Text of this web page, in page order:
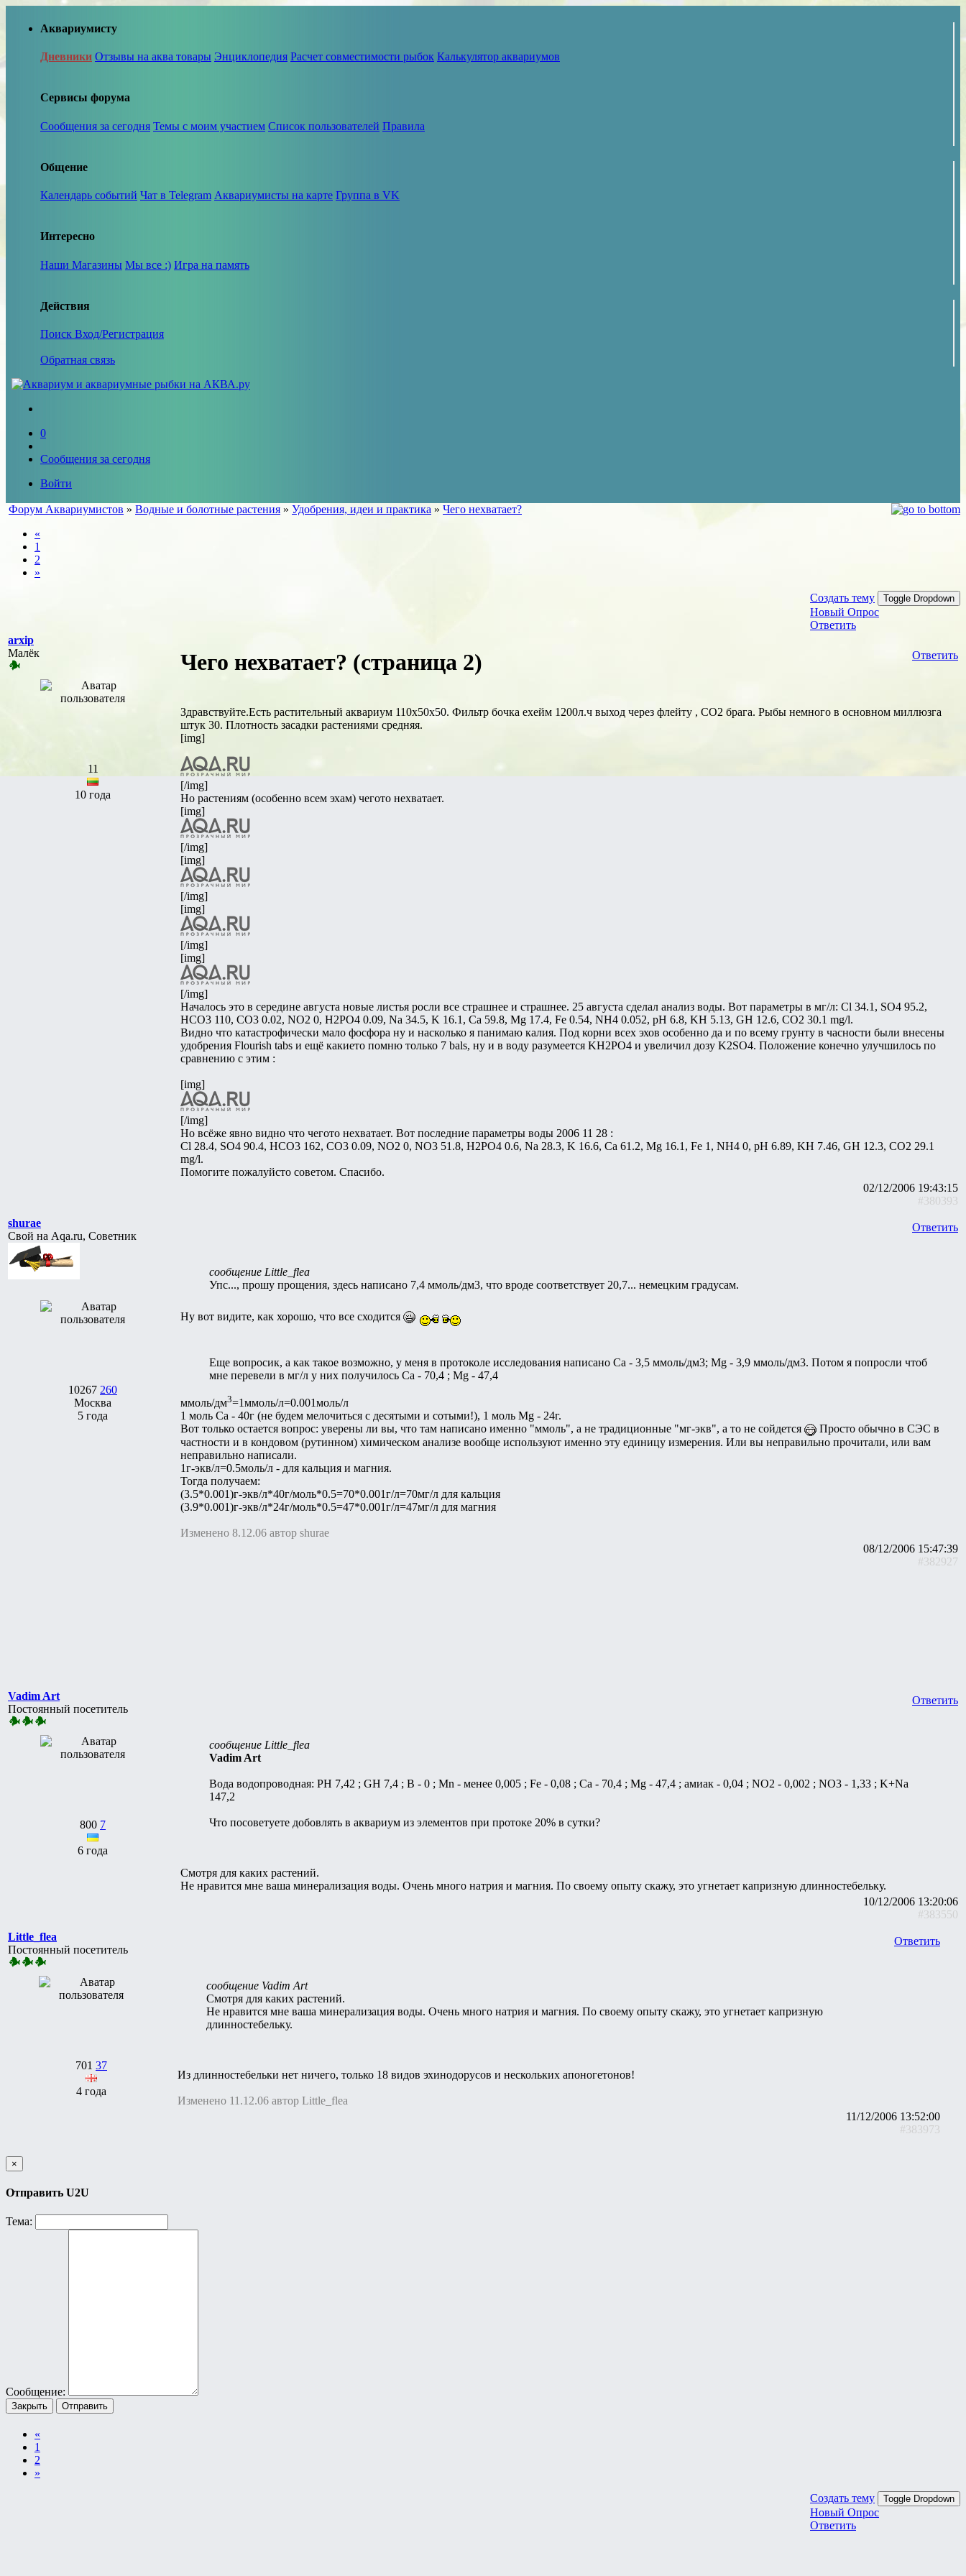
Аквариумисту
Дневники Отзывы на аква товары Энциклопедия Расчет совместимости рыбок Калькулятор аквариумов
Сервисы форума
Сообщения за сегодня Темы с моим участием Список пользователей Правила
Общение
Календарь событий Чат в Telegram Аквариумисты на карте Группа в VK
Интересно
Наши Магазины Мы все :) Игра на память
Действия
Поиск Вход/Регистрация
Обратная связь
0
Сообщения за сегодня
Войти
Форум Аквариумистов » Водные и болотные растения » Удобрения, идеи и практика » Чего нехватает?
«
1
2
»
Создать тему Toggle Dropdown
Новый Опрос
Ответить
arxip
Малёк
11
10 года
Ответить
Чего нехватает? (страница 2)
Здравствуйте.Есть растительный аквариум 110х50х50. Фильтр бочка ехейм 1200л.ч выход через флейту , СО2 брага. Рыбы немного в основном миллюзга
штук 30. Плотность засадки растениями средняя.
[img]
[/img]
Но растениям (особенно всем эхам) чегото нехватает.
[img]
[/img]
[img]
[/img]
[img]
[/img]
[img]
[/img]
Началось это в середине августа новые листья росли все страшнее и страшнее. 25 августа сделал анализ воды. Вот параметры в мг/л: Cl 34.1, SO4 95.2,
HCO3 110, CO3 0.02, NO2 0, H2PO4 0.09, Na 34.5, K 16.1, Ca 59.8, Mg 17.4, Fe 0.54, NH4 0.052, pH 6.8, KH 5.13, GH 12.6, CO2 30.1 mg/l.
Видно что катастрофически мало фосфора ну и насколько я панимаю калия. Под корни всех эхов особенно да и по всему грунту в часности были внесены
удобрения Flourish tabs и ещё какието помню только 7 bals, ну и в воду разумеется KH2PO4 и увеличил дозу K2SO4. Положение конечно улучшилось по
сравнению с этим :
[img]
[/img]
Но всёже явно видно что чегото нехватает. Вот последние параметры воды 2006 11 28 :
Cl 28.4, SO4 90.4, HCO3 162, CO3 0.09, NO2 0, NO3 51.8, H2PO4 0.6, Na 28.3, K 16.6, Ca 61.2, Mg 16.1, Fe 1, NH4 0, pH 6.89, KH 7.46, GH 12.3, CO2 29.1
mg/l.
Помогите пожалуйсто советом. Спасибо.
02/12/2006 19:43:15
#380393
shurae
Свой на Aqa.ru, Советник
10267 260
Москва
5 года
Ответить
сообщение Little_flea
Упс..., прошу прощения, здесь написано 7,4 ммоль/дм3, что вроде соответствует 20,7... немецким градусам.
Ну вот видите, как хорошо, что все сходится
Еще вопросик, а как такое возможно, у меня в протоколе исследования написано Ca - 3,5 ммоль/дм3; Mg - 3,9 ммоль/дм3. Потом я попросли чтоб
мне перевели в мг/л у них получилось Ca - 70,4 ; Mg - 47,4
ммоль/дм3=1ммоль/л=0.001моль/л
1 моль Ca - 40г (не будем мелочиться с десятыми и сотыми!), 1 моль Mg - 24г.
Вот только остается вопрос: уверены ли вы, что там написано именно "ммоль", а не традиционные "мг-экв", а то не сойдется
Просто обычно в СЭС в
частности и в кондовом (рутинном) химическом анализе вообще используют именно эту единицу измерения. Или вы неправильно прочитали, или вам
неправильно написали.
1г-экв/л=0.5моль/л - для кальция и магния.
Тогда получаем:
(3.5*0.001)г-экв/л*40г/моль*0.5=70*0.001г/л=70мг/л для кальция
(3.9*0.001)г-экв/л*24г/моль*0.5=47*0.001г/л=47мг/л для магния
Изменено 8.12.06 автор shurae
08/12/2006 15:47:39
#382927
Vadim Art
Постоянный посетитель
800 7
6 года
Ответить
сообщение Little_flea
Vadim Art
Вода водопроводная: PH 7,42 ; GH 7,4 ; В - 0 ; Mn - менее 0,005 ; Fe - 0,08 ; Ca - 70,4 ; Mg - 47,4 ; амиак - 0,04 ; NO2 - 0,002 ; NO3 - 1,33 ; K+Na
147,2
Что посоветуете добовлять в аквариум из элементов при протоке 20% в сутки?
Смотря для каких растений.
Не нравится мне ваша минерализация воды. Очень много натрия и магния. По своему опыту скажу, это угнетает капризную длинностебельку.
10/12/2006 13:20:06
#383550
Little_flea
Постоянный посетитель
701 37
4 года
Ответить
сообщение Vadim Art
Смотря для каких растений.
Не нравится мне ваша минерализация воды. Очень много натрия и магния. По своему опыту скажу, это угнетает капризную
длинностебельку.
Из длинностебельки нет ничего, только 18 видов эхинодорусов и нескольких апоногетонов!
Изменено 11.12.06 автор Little_flea
11/12/2006 13:52:00
#383973
×
Отправить U2U
Тема:
Сообщение:
Закрыть Отправить
«
1
2
»
Создать тему Toggle Dropdown
Новый Опрос
Ответить